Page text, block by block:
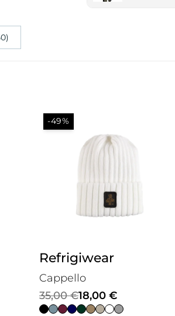
-49%
Refrigiwear
Cappello
35,00€
Il
prezzo
18,00 €
Il
prezzo